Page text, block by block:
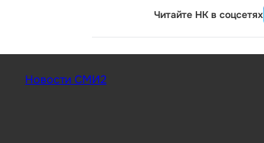
Читайте НК в соцсетях
Новости СМИ2